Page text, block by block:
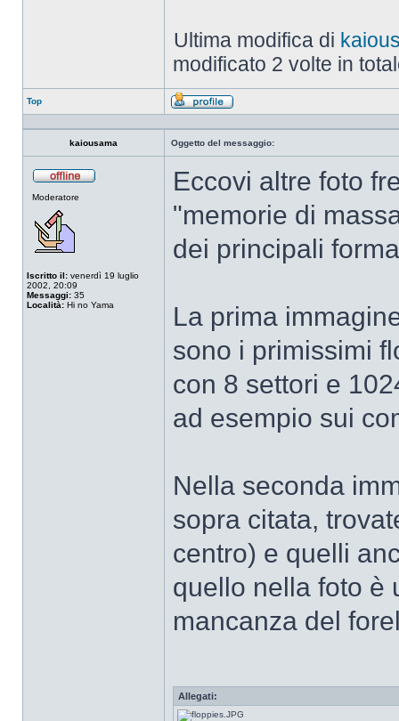
Ultima modifica di
modificato 2 volte in
Top
Profilo
kaiousama Oggetto del messaggio:
Moderatore
Iscritto il: venerdì 19 luglio
2002, 20:09
Messaggi: 35
Località: Hi no Yama
Eccovi altre foto
"memorie di
dei principali
La prima
sono i primissimi
con 8 settori e
ad esempio sui
Nella seconda
sopra citata,
centro) e quelli
quello nella foto è
mancanza del
Allegati: